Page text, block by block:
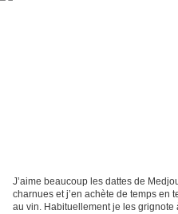
J’aime beaucoup les dattes de
charnues et j’en achète de temps en
au vin. Habituellement je les